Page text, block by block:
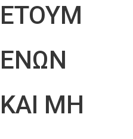
ΕΤΟΥΜ
ΕΝΩΝ
ΚΑΙ ΜΗ